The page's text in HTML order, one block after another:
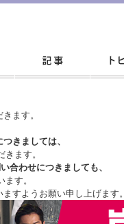
ます。
きましては、
きます。
合わせにつきましても、
す。
すようお願い申し上げます。